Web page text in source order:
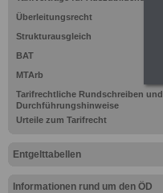
Überleitungsrecht
Strukturausgleich
BAT
MTArb
Tarifrechtliche Rundschreiben und
Durchführungshinweise
Urteile zum Tarifrecht
Entgelttabellen
Informationen rund um den ÖD